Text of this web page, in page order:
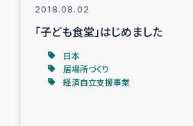
インドネシア中部 スラウェシの地
スリランカ ムライティブ県帰還
2018.08.02
「子ども食堂」はじめました
日本
居場所づくり
経済自立支援事業